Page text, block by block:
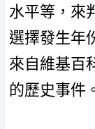
水平等，來
選擇發生年
來自維基百
的歷史事件